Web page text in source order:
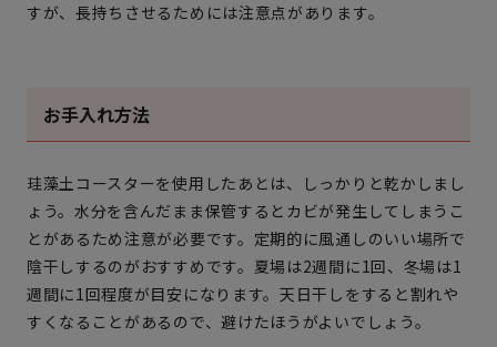
すが、長持ちさせるためには注意点があります。
お手入れ方法
珪藻土コースターを使用したあとは、しっかりと乾かしまし
ょう。水分を含んだまま保管するとカビが発生してしまうこ
とがあるため注意が必要です。定期的に風通しのいい場所で
陰干しするのがおすすめです。夏場は2週間に1回、冬場は1
週間に1回程度が目安になります。天日干しをすると割れや
すくなることがあるので、避けたほうがよいでしょう。